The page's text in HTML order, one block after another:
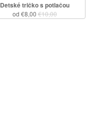
Detské tričko s potlačou
od €8,00€10,00